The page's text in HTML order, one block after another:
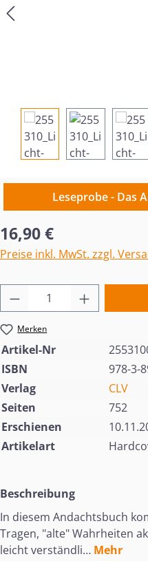
Leseprobe - Das
Regulärer Preis:
16,90 €
Preise inkl. MwSt. zzgl.
Produkt Anzahl:
Merken
Artikel-Nr
ISBN
978-3-
Verlag
CLV
Seiten
752
Erschienen
Artikelart
Beschreibung
In diesem Andachtsbuch
Tragen, "alte" Wahrheiten
leicht verständli… Mehr